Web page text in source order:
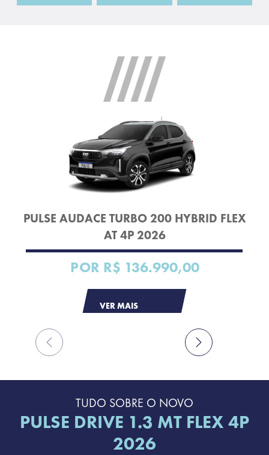
PULSE AUDACE TURBO 200 HYBRID FLEX
AT 4P 2026
POR R$ 136.990,00
VER MAIS
TUDO SOBRE O NOVO
PULSE DRIVE 1.3 MT FLEX 4P
2026